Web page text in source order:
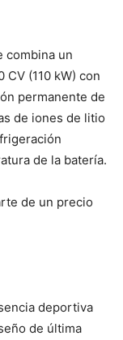
combina un
CV (110 kW) con
permanente de
de iones de litio
de la batería.
de un precio
deportiva
de última